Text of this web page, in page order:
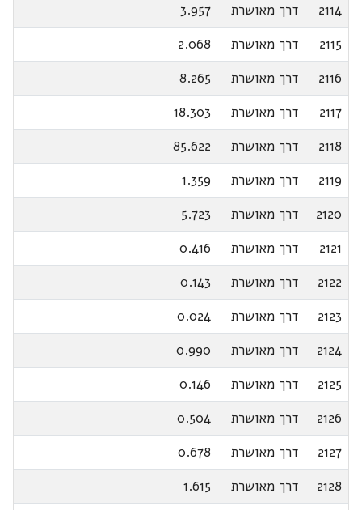
2114
דרך מאושרת
3.957
2115
דרך מאושרת
2.068
2116
דרך מאושרת
8.265
2117
דרך מאושרת
18.303
2118
דרך מאושרת
85.622
2119
דרך מאושרת
1.359
2120
דרך מאושרת
5.723
2121
דרך מאושרת
0.416
2122
דרך מאושרת
0.143
2123
דרך מאושרת
0.024
2124
דרך מאושרת
0.990
2125
דרך מאושרת
0.146
2126
דרך מאושרת
0.504
2127
דרך מאושרת
0.678
2128
דרך מאושרת
1.615